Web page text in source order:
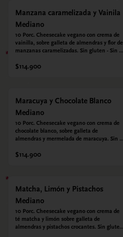
Manzana caramelizada y Vainila
Mediano
10 Porc. Cheesecake vegano con crema de
vainilla, sobre galleta de almendras y flor de
manzanas caramelizadas. Sin gluten - Sin
$114.900
Maracuya y Chocolate Blanco
Mediano
10 Porc. Cheesecake vegano con crema de
chocolate blanco, sobre galleta de
almendras y mermelada de maracuya. Sin
$114.900
Matcha, Limón y Pistachos
Mediano
10 Porc. Cheesecake vegano con crema de
té matcha y limón sobre galleta de
almendras y pistachos crocantes. Sin gluten